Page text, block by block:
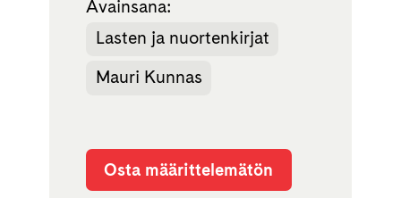
Avainsana:
Lasten ja nuortenkirjat
Mauri Kunnas
Osta määrittelemätön